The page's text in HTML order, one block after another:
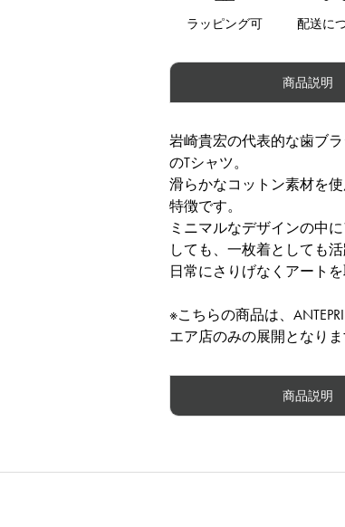
ラッピング可 配送に
商品説明
岩崎貴宏の代表的な歯ブ
のTシャツ。
滑らかなコットン素材を
特徴です。
ミニマルなデザインの中
しても、一枚着としても
日常にさりげなくアート
※こちらの商品は、
エア店のみの展開となり
商品説明